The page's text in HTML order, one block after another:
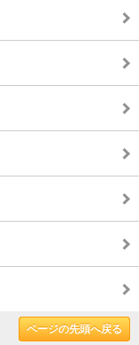
ページの先頭へ戻る